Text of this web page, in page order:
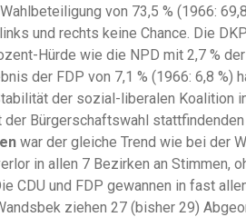
von 73,5 % (1966:
und rechts keine Chance. Die
Hürde wie die NPD mit 2,7 %
der FDP von 7,1 % (1966: 6,8 %)
der sozial-liberalen Koalition in
der Bürgerschaftswahl
war der gleiche Trend wie bei der
in allen 7 Bezirken an Stimmen,
CDU und FDP gewannen in fast
ziehen 27 (bisher 29)